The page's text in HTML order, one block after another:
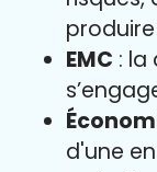
EMC :
d'une